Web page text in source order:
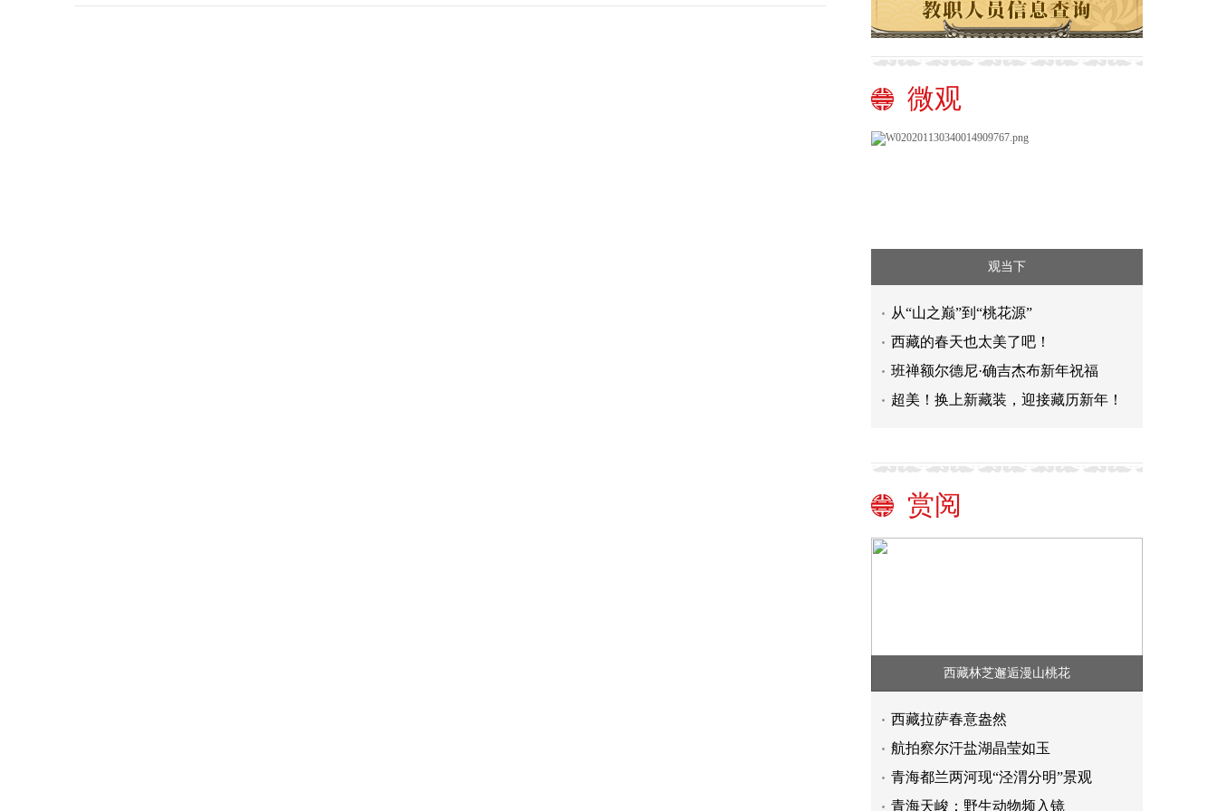
微观
观当下
从“山之巅”到“桃花源”
西藏的春天也太美了吧！
班禅额尔德尼·确吉杰布新年祝福
超美！换上新藏装，迎接藏历新年！
赏阅
西藏林芝邂逅漫山桃花
西藏拉萨春意盎然
航拍察尔汗盐湖晶莹如玉
青海都兰两河现“泾渭分明”景观
青海天峻：野生动物频入镜